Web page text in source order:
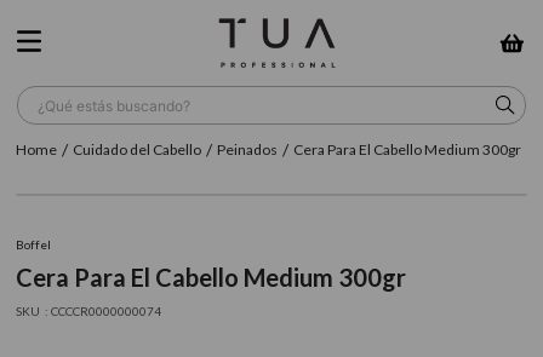
¿Qué estás buscando?
Cuidado del Cabello Peinados Cera Para El Cabello Medium 300gr
Boffel
Cera Para El Cabello Medium 300gr
: CCCCR0000000074
TÉRMINOS MÁS BUSCADOS